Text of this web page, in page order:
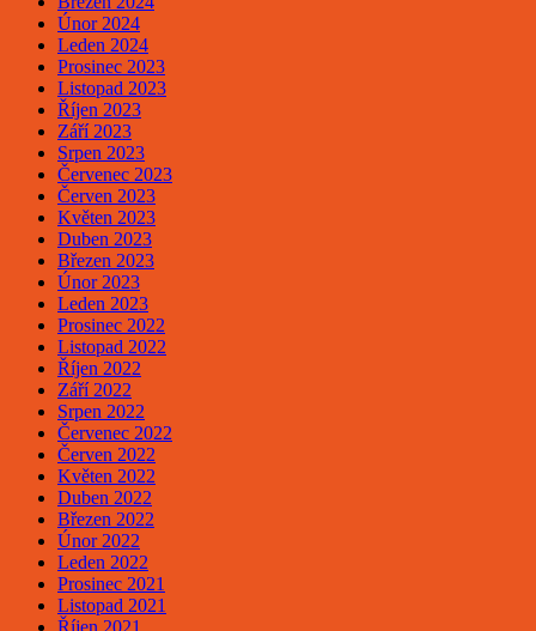
Únor 2024
Leden 2024
Prosinec 2023
Listopad 2023
Říjen 2023
Září 2023
Srpen 2023
Červenec 2023
Červen 2023
Květen 2023
Duben 2023
Březen 2023
Únor 2023
Leden 2023
Prosinec 2022
Listopad 2022
Říjen 2022
Září 2022
Srpen 2022
Červenec 2022
Červen 2022
Květen 2022
Duben 2022
Březen 2022
Únor 2022
Leden 2022
Prosinec 2021
Listopad 2021
Říjen 2021